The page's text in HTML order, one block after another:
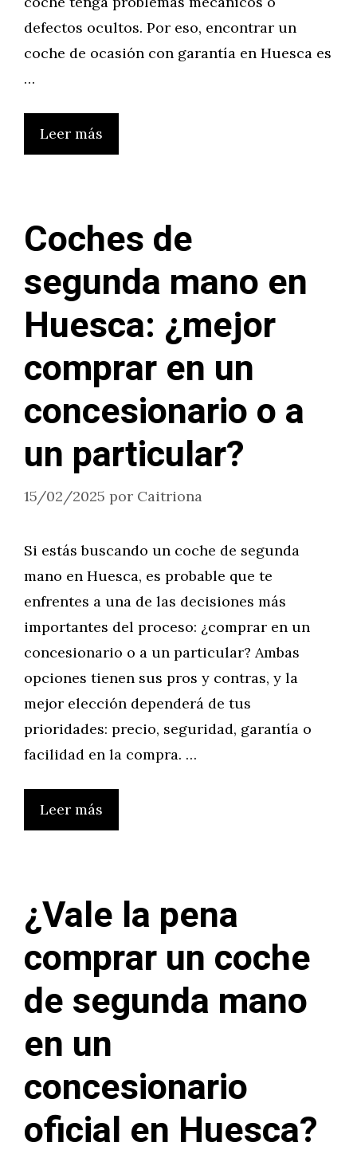
defectos ocultos. Por eso, encontrar un
coche de ocasión con garantía en Huesca es
…
Leer más
Coches de
segunda mano en
Huesca: ¿mejor
comprar en un
concesionario o a
un particular?
15/02/2025 por Caitriona
Si estás buscando un coche de segunda
mano en Huesca, es probable que te
enfrentes a una de las decisiones más
importantes del proceso: ¿comprar en un
concesionario o a un particular? Ambas
opciones tienen sus pros y contras, y la
mejor elección dependerá de tus
prioridades: precio, seguridad, garantía o
facilidad en la compra. …
Leer más
¿Vale la pena
comprar un coche
de segunda mano
en un
concesionario
oficial en Huesca?